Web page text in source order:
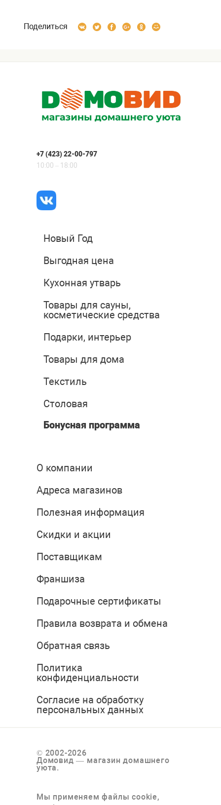
Поделиться
+7 (423) 22-00-797
10:00 – 18:00
Новый Год
Выгодная цена
Кухонная утварь
Товары для сауны,
косметические средства
Подарки, интерьер
Товары для дома
Текстиль
Столовая
Бонусная программа
О компании
Адреса магазинов
Полезная информация
Скидки и акции
Поставщикам
Франшиза
Подарочные сертификаты
Правила возврата и обмена
Обратная связь
Политика
конфиденциальности
Согласие на обработку
персональных данных
© 2002-2026
Домовид — магазин домашнего
уюта.
Мы применяем файлы cookie,